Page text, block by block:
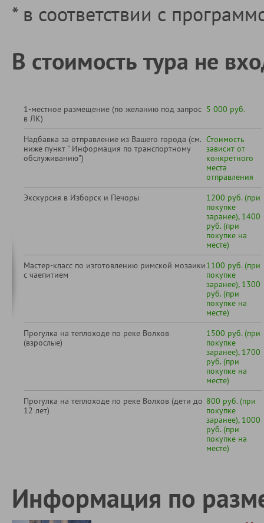
* в соответствии с
В стоимость тура не
1-местное размещение (по желанию под запрос
в ЛК)
5 000 руб.
Надбавка за отправление из Вашего города (см.
ниже пункт " Информация по транспортному
обслуживанию")
Стоимость
зависит от
конкретного
места
отправления
Экскурсия в Изборск и Печоры
1200 руб. (при
покупке
заранее), 1400
руб. (при
покупке на
месте)
Мастер-класс по изготовлению римской мозаики
с чаепитием
1100 руб. (при
покупке
заранее), 1300
руб. (при
покупке на
месте)
Прогулка на теплоходе по реке Волхов
(взрослые)
1500 руб. (при
покупке
заранее), 1700
руб. (при
покупке на
месте)
Прогулка на теплоходе по реке Волхов (дети до
12 лет)
800 руб. (при
покупке
заранее), 1000
руб. (при
покупке на
месте)
Информация по